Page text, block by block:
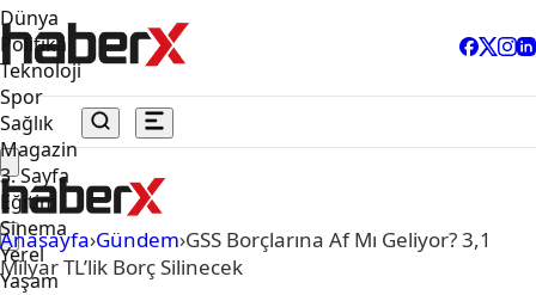
Dünya
Politika
Teknoloji
Spor
Sağlık
Magazin
3. Sayfa
Eğitim
Sinema
Yerel
Yaşam
Anasayfa›Gündem›GSS Borçlarına Af Mı Geliyor? 3,1
Milyar TL’lik Borç Silinecek